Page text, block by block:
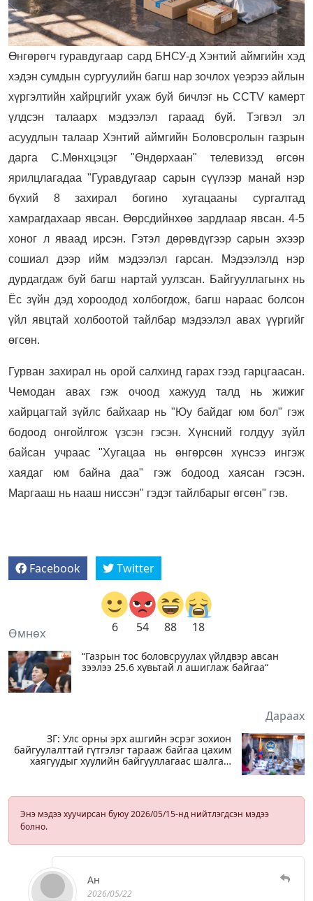
Өнгөрөгч гуравдугаар сард БНСУ-д Хэнтий аймгийн хэд
хэдэн сумдын сургуулийн багш нар зочлох үеэрээ айлын
хүргэлтийн хайрцгийг ухаж буй бичлэг нь CCTV камерт
үлдсэн талаарх мэдээлэл гараад буй. Тэгвэл эл
асуудлын талаар Хэнтий аймгийн Боловсролын газрын
дарга С.Мөнхцэцэг "Өндөрхаан" телевизэд өгсөн
ярилцлагадаа "Гуравдугаар сарын сүүлээр манай нэр
бүхий 8 захирал богино хугацааны сургалтад
хамрагдахаар явсан. Өөрсдийнхөө зардлаар явсан. 4-5
хоног л яваад ирсэн. Гэтэл дөрөвдүгээр сарын эхээр
сошиал дээр ийм мэдээлэл гарсан. Мэдээлэлд нэр
дурдагдаж буй багш нартай уулзсан. Байгууллагынх нь
Ёс зүйн дэд хороодод холбогдож, багш нараас болсон
үйл явцтай холбоотой тайлбар мэдээлэл авах үүргийг
өгсөн.
Гурван захирал нь орой салхинд гарах гээд гарцгаасан.
Чемодан авах гэж очоод хажууд талд нь жижиг
хайрцагтай зүйлс байхаар нь "Юу байдаг юм бол" гэж
бодоод онгойлгож үзсэн гэсэн. Хүнсний голдуу зүйл
байсан учраас "Хугацаа нь өнгөрсөн хүнсээ ингэж
хаядаг юм байна даа" гэж бодоод хаясан гэсэн.
Маргааш нь нааш ниссэн" гэдэг тайлбарыг өгсөн" гэв.
Facebook Twitter
6 54 88 18
Өмнөх
“Газрын тос боловсруулах үйлдвэр авсан
зээлээ 25.6 хувьтай л ашиглаж байгаа“
Дараах
ЗГ: Улс орны эрх ашгийн эсрэг зохион
байгуулалттай гүтгэлэг тарааж байгаа цахим
хаягуудыг хуулийн байгууллагаас шалгаж
Энэ мэдээ хуучирсан буюу 2026/05/15-нд нийтлэгдсэн мэдээ
болно.
Ан
2026/05/22